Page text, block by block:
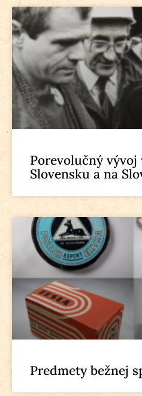
Porevolučný vývoj
Slovensku a na
Predmety bežnej